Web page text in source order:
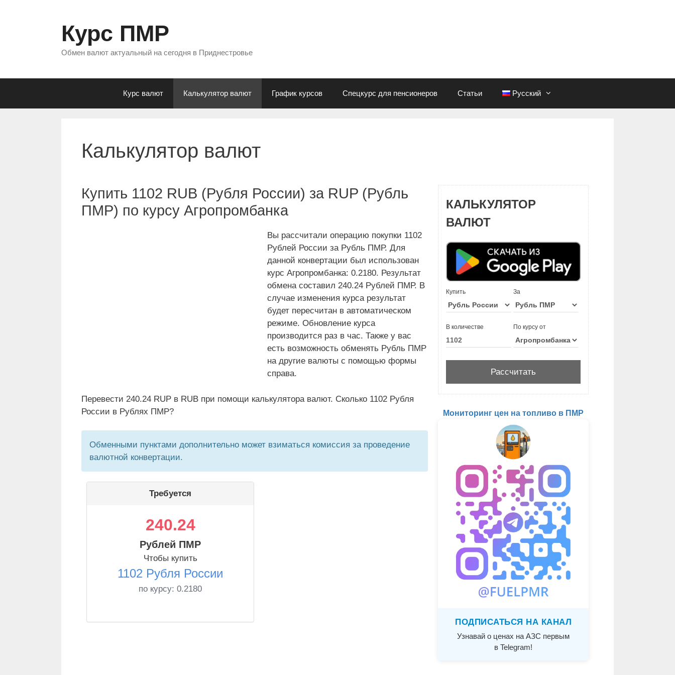
Курс ПМР
Обмен валют актуальный на сегодня в Приднестровье
Курс валют Калькулятор валют График курсов Спецкурс для пенсионеров Статьи Русский
Калькулятор валют
Купить 1102 RUB (Рубля России) за RUP (Рубль
ПМР) по курсу Агропромбанка
Вы рассчитали операцию покупки 1102
Рублей России за Рубль ПМР. Для
данной конвертации был использован
курс Агропромбанка: 0.2180. Результат
обмена составил 240.24 Рублей ПМР. В
случае изменения курса результат
будет пересчитан в автоматическом
режиме. Обновление курса
производится раз в час. Также у вас
есть возможность обменять Рубль ПМР
на другие валюты с помощью формы
справа.
Перевести 240.24 RUP в RUB при помощи калькулятора валют. Сколько 1102 Рубля
России в Рублях ПМР?
Обменными пунктами дополнительно может взиматься комиссия за проведение
валютной конвертации.
Требуется
240.24
Рублей ПМР
Чтобы купить
1102 Рубля России
по курсу: 0.2180
КАЛЬКУЛЯТОР
ВАЛЮТ
Купить За
В количестве По курсу от
Мониторинг цен на топливо в ПМР
ПОДПИСАТЬСЯ НА КАНАЛ
Узнавай о ценах на АЗС первым
в Telegram!